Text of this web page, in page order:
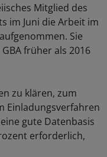
Mitglied des
im Juni die Arbeit im
Sie
früher als 2016
zu klären, zum
Einladungsverfahren
gute Datenbasis
erforderlich,